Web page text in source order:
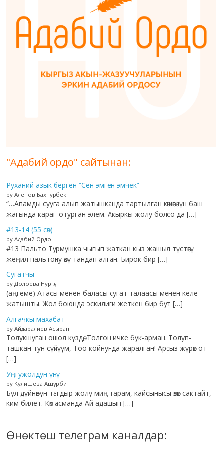
"Адабий ордо" сайтынан:
Руханий азык берген “Сен эмген эмчек”
by Аленов Бахпурбек
“…Апамды сууга алып жатышканда тартылган көшөгөнүн баш
жагында карап отурган элем. Акыркы жолу болсо да […]
#13-14 (55 сөз)
by Адабий Ордо
#13 Пальто Турмушка чыгып жаткан кыз жашыл түстөгү
жеңил пальтону өзү тандап алган. Бирок бир […]
Сугатчы
by Долоева Нургүл
(аңгеме) Атасы менен баласы сугат талаасы менен келе
жатышты. Жол боюнда эскилиги жеткен бир бут […]
Алгачкы махабат
by Айдаралиев Асыран
Толукшуган ошол күздө, Толгон ичке бук-арман. Толуп-
ташкан тун сүйүүм, Тоо койнунда жаралган! Арсыз жүрөк от
[…]
Уңгужолдун үнү
by Кулишева Ашурби
Бул дүйнөнүн тагдыр жолу миң тарам, кайсынысы өзөк сактайт,
ким билет. Көк асманда Ай адашып […]
Өнөктөш телеграм каналдар: